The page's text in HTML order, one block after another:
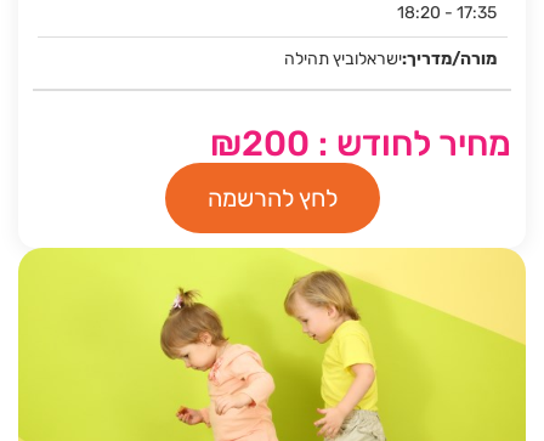
18:20 - 17:35
ישראלוביץ תהילה
מחיר לחודש : ₪200
לחץ להרשמה